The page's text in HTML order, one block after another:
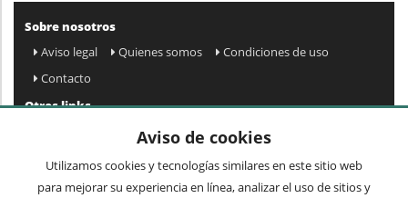
Sobre nosotros
Aviso legal
Quienes somos
Condiciones de uso
Contacto
Otros links
Preguntas frecuentes
Mi cuenta
Condiciones de envío y devolución
Newsletter
Aviso de cookies
Utilizamos cookies y tecnologías similares en este sitio web
para mejorar su experiencia en línea, analizar el uso de sitios y